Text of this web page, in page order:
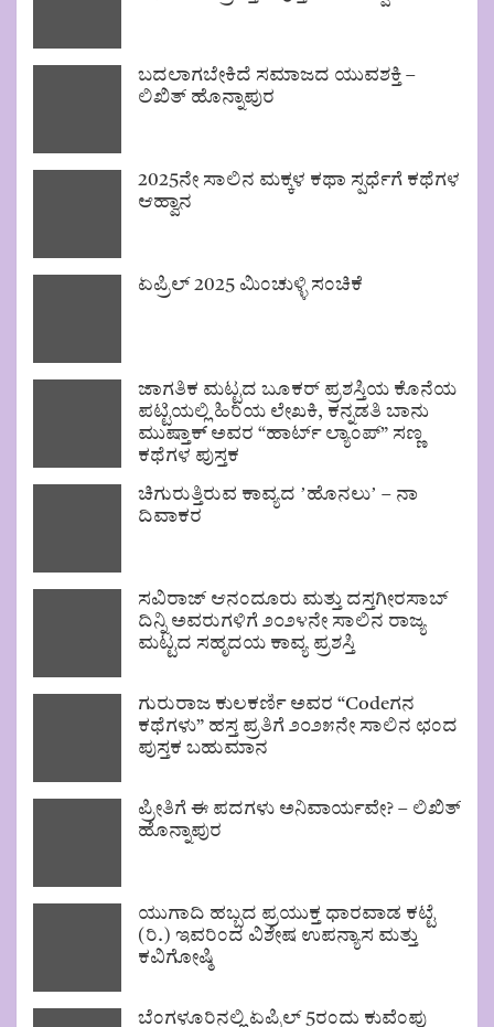
ಬದಲಾಗಬೇಕಿದೆ ಸಮಾಜದ ಯುವಶಕ್ತಿ –
ಲಿಖಿತ್ ಹೊನ್ನಾಪುರ
2025ನೇ ಸಾಲಿನ ಮಕ್ಕಳ ಕಥಾ ಸ್ಪರ್ಧೆಗೆ ಕಥೆಗಳ
ಆಹ್ವಾನ
ಏಪ್ರಿಲ್ 2025 ಮಿಂಚುಳ್ಳಿ ಸಂಚಿಕೆ
ಜಾಗತಿಕ ಮಟ್ಟದ ಬೂಕರ್ ಪ್ರಶಸ್ತಿಯ ಕೊನೆಯ
ಪಟ್ಟಿಯಲ್ಲಿ ಹಿರಿಯ ಲೇಖಕಿ, ಕನ್ನಡತಿ ಬಾನು
ಮುಷ್ತಾಕ್ ಅವರ “ಹಾರ್ಟ್ ಲ್ಯಾಂಪ್” ಸಣ್ಣ
ಕಥೆಗಳ ಪುಸ್ತಕ
ಚಿಗುರುತ್ತಿರುವ ಕಾವ್ಯದ ʼಹೊನಲುʼ – ನಾ
ದಿವಾಕರ
ಸವಿರಾಜ್ ಆನಂದೂರು ಮತ್ತು ದಸ್ತಗೀರಸಾಬ್
ದಿನ್ನಿ ಅವರುಗಳಿಗೆ ೨೦೨೪ನೇ ಸಾಲಿನ ರಾಜ್ಯ
ಮಟ್ಟದ ಸಹೃದಯ ಕಾವ್ಯ ಪ್ರಶಸ್ತಿ
ಗುರುರಾಜ ಕುಲಕರ್ಣಿ ಅವರ “Codeಗನ
ಕಥೆಗಳು” ಹಸ್ತ ಪ್ರತಿಗೆ ೨೦೨೫ನೇ ಸಾಲಿನ ಛಂದ
ಪುಸ್ತಕ ಬಹುಮಾನ
ಪ್ರೀತಿಗೆ ಈ ಪದಗಳು ಅನಿವಾರ್ಯವೇ? – ಲಿಖಿತ್
ಹೊನ್ನಾಪುರ
ಯುಗಾದಿ ಹಬ್ಬದ ಪ್ರಯುಕ್ತ ಧಾರವಾಡ ಕಟ್ಟೆ
(ರಿ.) ಇವರಿಂದ ವಿಶೇಷ ಉಪನ್ಯಾಸ ಮತ್ತು
ಕವಿಗೋಷ್ಠಿ
ಬೆಂಗಳೂರಿನಲ್ಲಿ ಏಪ್ರಿಲ್ 5ರಂದು ಕುವೆಂಪು